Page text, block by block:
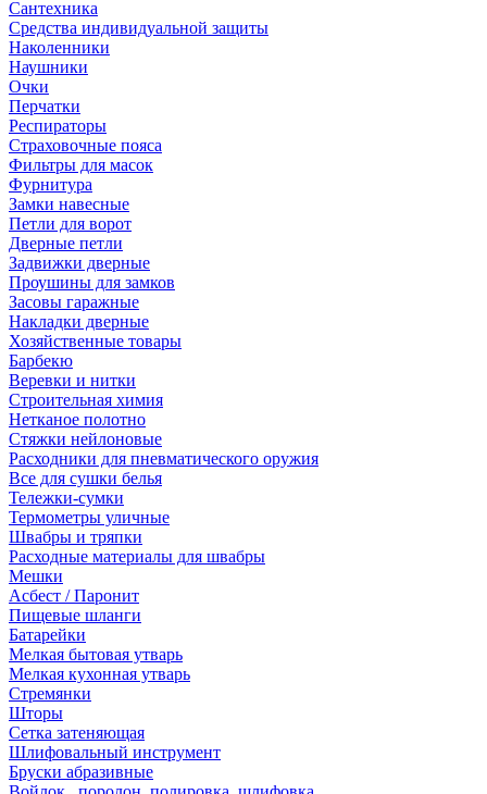
Сантехника
Средства индивидуальной защиты
Наколенники
Наушники
Очки
Перчатки
Респираторы
Страховочные пояса
Фильтры для масок
Фурнитура
Замки навесные
Петли для ворот
Дверные петли
Задвижки дверные
Проушины для замков
Засовы гаражные
Накладки дверные
Хозяйственные товары
Барбекю
Веревки и нитки
Строительная химия
Нетканое полотно
Стяжки нейлоновые
Расходники для пневматического оружия
Все для сушки белья
Тележки-сумки
Термометры уличные
Швабры и тряпки
Расходные материалы для швабры
Мешки
Асбест / Паронит
Пищевые шланги
Батарейки
Мелкая бытовая утварь
Мелкая кухонная утварь
Стремянки
Шторы
Сетка затеняющая
Шлифовальный инструмент
Бруски абразивные